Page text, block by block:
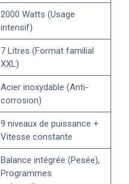
2000 Watts (Usage
intensif)
7 Litres (Format familial
XXL)
Acier inoxydable (Anti-
corrosion)
9 niveaux de puissance +
Vitesse constante
Balance intégrée (Pesée),
Programmes